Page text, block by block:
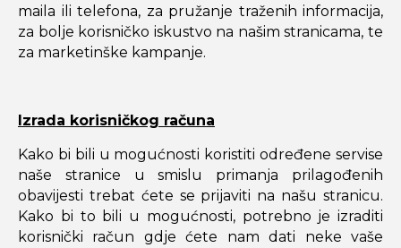
maila ili telefona, za pružanje traženih informacija,
za bolje korisničko iskustvo na našim stranicama, te
za marketinške kampanje.
Izrada korisničkog računa
Kako bi bili u mogućnosti koristiti određene servise
naše stranice u smislu primanja prilagođenih
obavijesti trebat ćete se prijaviti na našu stranicu.
Kako bi to bili u mogućnosti, potrebno je izraditi
korisnički račun gdje ćete nam dati neke vaše